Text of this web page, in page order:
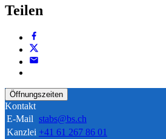
Teilen
Öffnungszeiten
Kontakt
E-Mail stabs@bs.ch
Kanzlei +41 61 267 86 01